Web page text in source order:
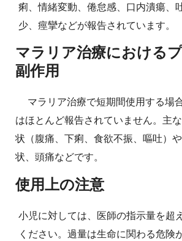
痢、情緒変動、倦怠感、口内潰瘍、
少、痙攣などが報告されています。
マラリア治療における
副作用
マラリア治療で短期間使用する場
はほとんど報告されていません。主
状（腹痛、下痢、食欲不振、嘔吐）
状、頭痛などです。
使用上の注意
小児に対しては、医師の指示量を超
ください。過量は生命に関わる危険